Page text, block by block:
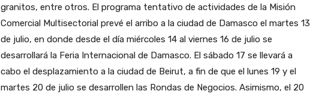
granitos, entre otros. El programa tentativo de actividades de la Misión
Comercial Multisectorial prevé el arribo a la ciudad de Damasco el martes 13
de julio, en donde desde el día miércoles 14 al viernes 16 de julio se
desarrollará la Feria Internacional de Damasco. El sábado 17 se llevará a
cabo el desplazamiento a la ciudad de Beirut, a fin de que el lunes 19 y el
martes 20 de julio se desarrollen las Rondas de Negocios. Asimismo, el 20